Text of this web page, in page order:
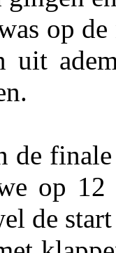
op
uit
de
op 12
de